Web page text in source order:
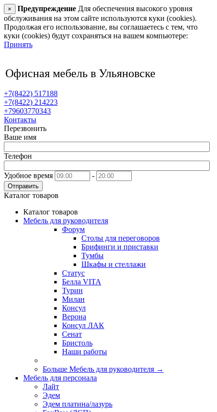
× Предупреждение Для обеспечения высокого уровня
обслуживания на этом сайте используются куки (cookies).
Продолжая его использование, вы соглашаетесь с тем, что
куки (cookies) будут сохраняться на вашем компьютере:
Принять
Офисная мебель в Ульяновске
+7(8422) 517188
+7(8422) 214223
+79603770343
Контакты
Перезвонить
Ваше имя
Телефон
Удобное время -
Отправить
Каталог товаров
Каталог товаров
Мебель для руководителя
Форум
Столы для переговоров
Брифинги и приставки
Тумбы
Шкафы и стеллажи
Статус
Белла VITA
Турин
Милан
Консул
Верона
Консул ЛАК
Сенат
Бристоль
Наши работы
Больше Мебель для руководителя →
Мебель для персонала
Лайт
Эдем
Эдем платина/лазурь